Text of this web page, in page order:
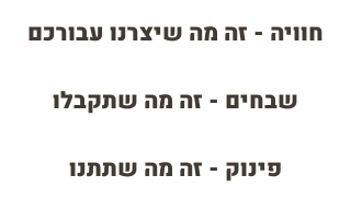
חוויה - זה מה שיצרנו עבורכם
שבחים - זה מה שתקבלו
פינוק - זה מה שתתנו